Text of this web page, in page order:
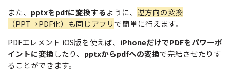
また、 pptxをpdfに変換するように、 逆方向の変換
（PPT→PDF化）も同じアプリで簡単に行えます。
PDFエレメント iOS版を使えば、 iPhoneだけでPDFをパワーポ
イントに変換したり、 pptxからpdfへの変換で完結させたりす
ることができます。